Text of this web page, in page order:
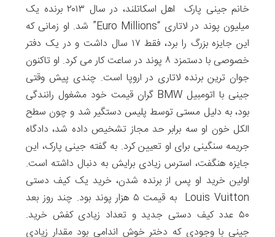
خانم جینی پارک اهل اسکاتلند، در سال ۲۰۱۳ برنده یک
میلیون پوند در لاتاری “Euro Millions” شد. او زمانی که
این جایزه بزرگ را برد، فقط ۱۷ سال داشت و در یک دفتر
خصوصی با دستمزد ۸ پوند در ساعت کار می کرد. او تاکنون
جوان ترین برنده لاتاری در اروپا است. چندی پیش وقتی
جینی با اتومبیل BMW گران قیمت خود مشغول رانندگی
بود، به دلیل مستی توسط پلیس دستگیر شد و چون سطح
الکل خون او سه برابر حد مجاز تشخیص داده شد، دادگاه
جریمه سنگینی برای او تعیین کرد. به گفته جینی پارک، این
جایزه هنگفت، استرس زیادی برایش به دنبال داشته است.
اولین خرید او پس از برنده شدن، خرید یک کیف دستی
Louis Vuitton به قیمت ۵ هزار پوند بود. چند روز بعد
۵۰ عدد کیف دستی جدید و تعداد زیادی کفش خرید.
جینی با وجودی که دختر خوش اندامی بود مقدار زیادی